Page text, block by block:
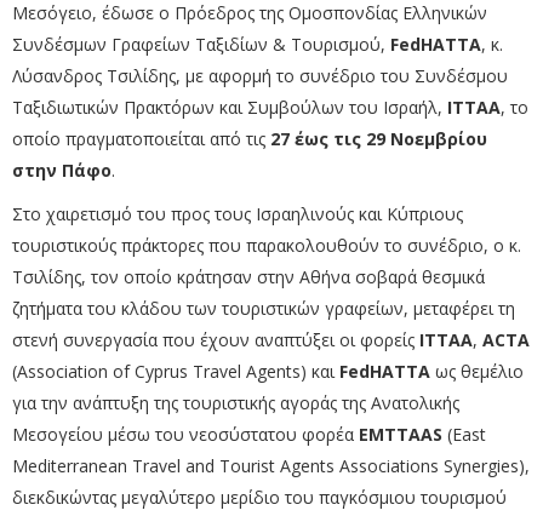
Μεσόγειο, έδωσε ο Πρόεδρος της Ομοσπονδίας Ελληνικών
Συνδέσμων Γραφείων Ταξιδίων & Τουρισμού, FedHATTA, κ.
Λύσανδρος Τσιλίδης, με αφορμή το συνέδριο του Συνδέσμου
Ταξιδιωτικών Πρακτόρων και Συμβούλων του Ισραήλ, ITTAA, το
οποίο πραγματοποιείται από τις 27 έως τις 29 Νοεμβρίου
στην Πάφο.
Στο χαιρετισμό του προς τους Ισραηλινούς και Κύπριους
τουριστικούς πράκτορες που παρακολουθούν το συνέδριο, ο κ.
Τσιλίδης, τον οποίο κράτησαν στην Αθήνα σοβαρά θεσμικά
ζητήματα του κλάδου των τουριστικών γραφείων, μεταφέρει τη
στενή συνεργασία που έχουν αναπτύξει οι φορείς ITTAA, ACTA
(Association of Cyprus Travel Agents) και FedHATTA ως θεμέλιο
για την ανάπτυξη της τουριστικής αγοράς της Ανατολικής
Μεσογείου μέσω του νεοσύστατου φορέα EMTTAAS (East
Mediterranean Travel and Tourist Agents Associations Synergies),
διεκδικώντας μεγαλύτερο μερίδιο του παγκόσμιου τουρισμού